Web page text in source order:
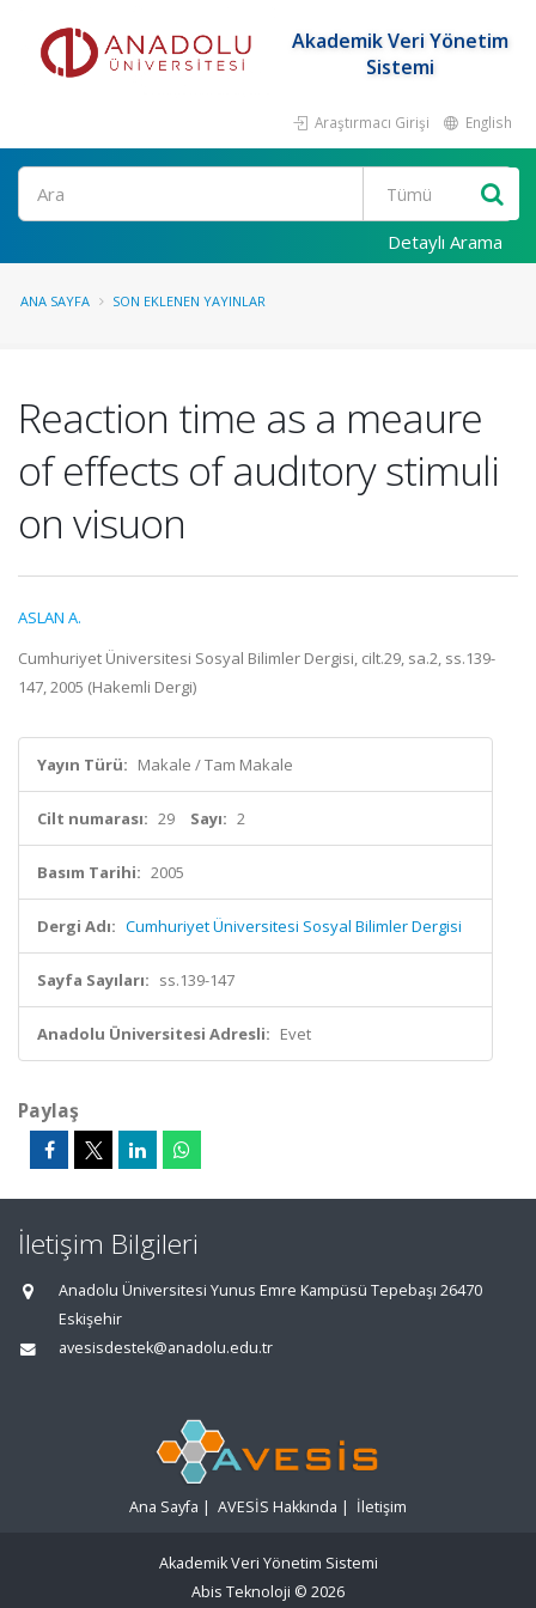
Akademik Veri Yönetim
Sistemi
Araştırmacı Girişi English
Ara
Detaylı Arama
ANA SAYFA SON EKLENEN YAYINLAR
Reaction time as a meaure
of effects of audıtory stimuli
on visuon
ASLAN A.
Cumhuriyet Üniversitesi Sosyal Bilimler Dergisi, cilt.29, sa.2, ss.139-
147, 2005 (Hakemli Dergi)
Yayın Türü: Makale / Tam Makale
Cilt numarası: 29 Sayı: 2
Basım Tarihi: 2005
Dergi Adı: Cumhuriyet Üniversitesi Sosyal Bilimler Dergisi
Sayfa Sayıları: ss.139-147
Anadolu Üniversitesi Adresli: Evet
Paylaş
İletişim Bilgileri
Anadolu Üniversitesi Yunus Emre Kampüsü Tepebaşı 26470
Eskişehir
avesisdestek@anadolu.edu.tr
Ana Sayfa | AVESİS Hakkında | İletişim
Akademik Veri Yönetim Sistemi
Abis Teknoloji © 2026